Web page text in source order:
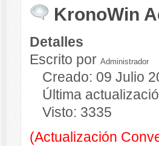
KronoWin
Detalles
Escrito porAdministrador
Creado: 09 Julio
Última
Visto: 3335
(Actualización